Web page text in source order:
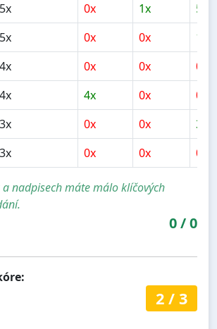
5x 0x 1x
5x
5x 0x 0x
1x
4x 0x 0x
0x
4x 4x 0x
0x
3x 0x 0x
3x
3x 0x 0x 0x
nadpisech máte málo klíčových
0/0
2/ 3